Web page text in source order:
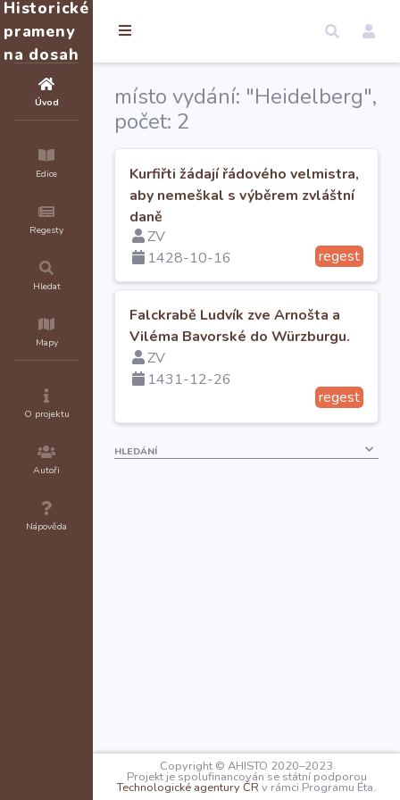
Historické
prameny
na dosah
Úvod
Edice
Regesty
Hledat
Mapy
O projektu
Autoři
Nápověda
místo vydání: "Heidelberg",
počet: 2
Kurfiřti žádají řádového velmistra,
aby nemeškal s výběrem zvláštní
daně
ZV
1428-10-16
regest
Falckrabě Ludvík zve Arnošta a
Viléma Bavorské do Würzburgu.
ZV
1431-12-26
regest
HLEDÁNÍ
Copyright © AHISTO 2020–2023
Projekt je spolufinancován se státní podporou
Technologické agentury ČR v rámci Programu Éta.